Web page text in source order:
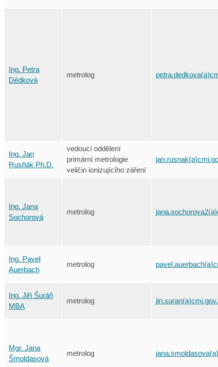
Ing. Petra
Dědková
metrolog
Ing. Jan
Rusňák Ph.D.
vedoucí oddělení
primární metrologie
veličin ionizujícího záření
Ing. Jana
Sochorová
metrolog
Ing. Pavel
Auerbach
metrolog
Ing. Jiří Šuráň
MBA
metrolog
Mgr. Jana
Šmoldasová
metrolog